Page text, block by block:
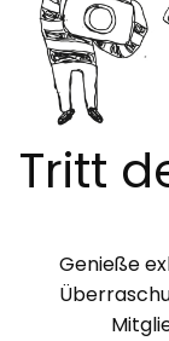
Tritt
Genieße